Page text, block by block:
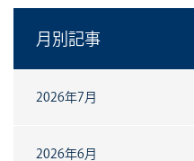
月別記事
2026年7月
2026年6月